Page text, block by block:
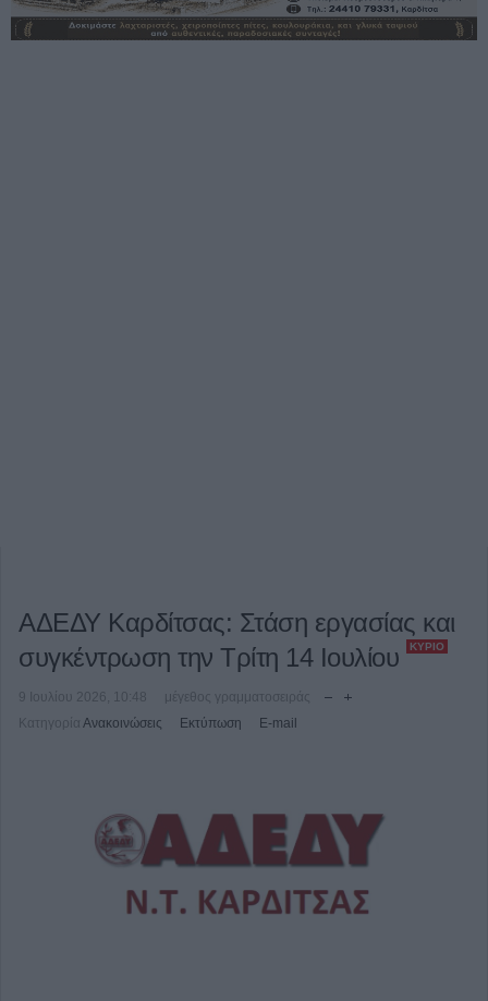
ΑΔΕΔΥ Καρδίτσας: Στάση εργασίας και
συγκέντρωση την Τρίτη 14 Ιουλίου
ΚΎΡΙΟ
9 Ιουλίου 2026, 10:48
μέγεθος γραμματοσειράς
Κατηγορία Ανακοινώσεις Εκτύπωση E-mail